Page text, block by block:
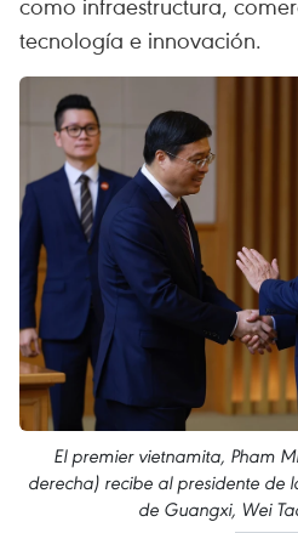
tecnología e innovación.
El premier vietnamita, Pham
derecha) recibe al presidente de
de Guangxi, Wei